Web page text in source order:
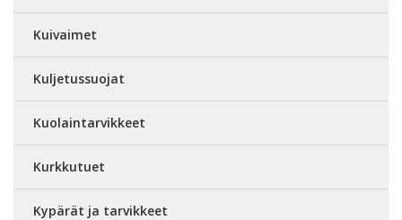
Kuivaimet
Kuljetussuojat
Kuolaintarvikkeet
Kurkkutuet
Kypärät ja tarvikkeet